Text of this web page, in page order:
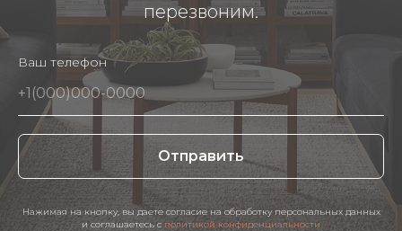
перезвоним.
Ваш телефон
Отправить
Нажимая на кнопку, вы даете согласие на обработку персональных данных
и соглашаетесь c политикой конфиденциальности